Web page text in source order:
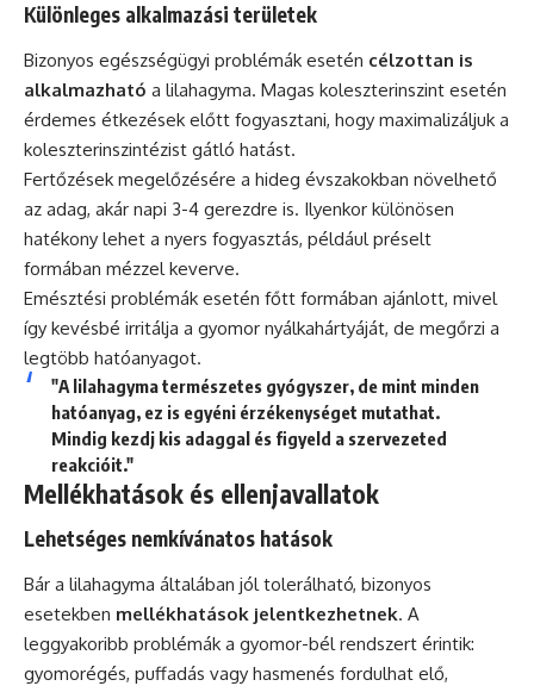
Különleges alkalmazási területek
Bizonyos egészségügyi problémák esetén célzottan is
alkalmazható a lilahagyma. Magas koleszterinszint esetén
érdemes étkezések előtt fogyasztani, hogy maximalizáljuk a
koleszterinszintézist gátló hatást.
Fertőzések megelőzésére a hideg évszakokban növelhető
az adag, akár napi 3-4 gerezdre is. Ilyenkor különösen
hatékony lehet a nyers fogyasztás, például préselt
formában mézzel keverve.
Emésztési problémák esetén főtt formában ajánlott, mivel
így kevésbé irritálja a gyomor nyálkahártyáját, de megőrzi a
legtöbb hatóanyagot.
"A lilahagyma természetes gyógyszer, de mint minden
hatóanyag, ez is egyéni érzékenységet mutathat.
Mindig kezdj kis adaggal és figyeld a szervezeted
reakcióit."
Mellékhatások és ellenjavallatok
Lehetséges nemkívánatos hatások
Bár a lilahagyma általában jól tolerálható, bizonyos
esetekben mellékhatások jelentkezhetnek. A
leggyakoribb problémák a gyomor-bél rendszert érintik:
gyomorégés, puffadás vagy hasmenés fordulhat elő,